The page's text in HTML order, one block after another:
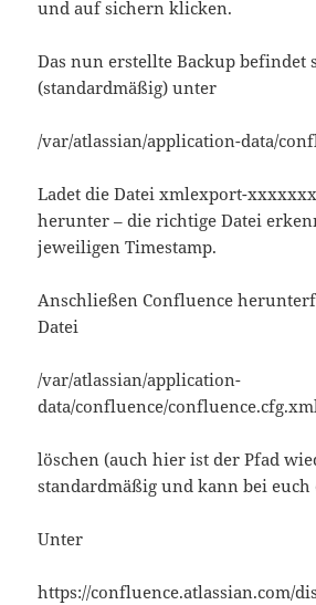
und auf sichern klicken.
Das nun erstellte Backup befindet
(standardmäßig) unter
/var/atlassian/application-data/
Ladet die Datei xmlexport-
herunter – die richtige Datei
jeweiligen Timestamp.
Anschließen Confluence
Datei
/var/atlassian/application-
data/confluence/confluence.cfg.xml
löschen (auch hier ist der Pfad
standardmäßig und kann bei euch
Unter
https://confluence.atlassian.com/